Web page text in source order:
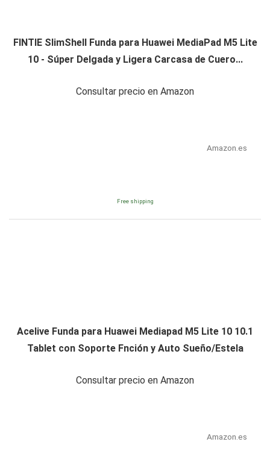
FINTIE SlimShell Funda para Huawei MediaPad M5 Lite
10 - Súper Delgada y Ligera Carcasa de Cuero...
Consultar precio en Amazon
Amazon.es
Free shipping
Acelive Funda para Huawei Mediapad M5 Lite 10 10.1
Tablet con Soporte Fnción y Auto Sueño/Estela
Consultar precio en Amazon
Amazon.es